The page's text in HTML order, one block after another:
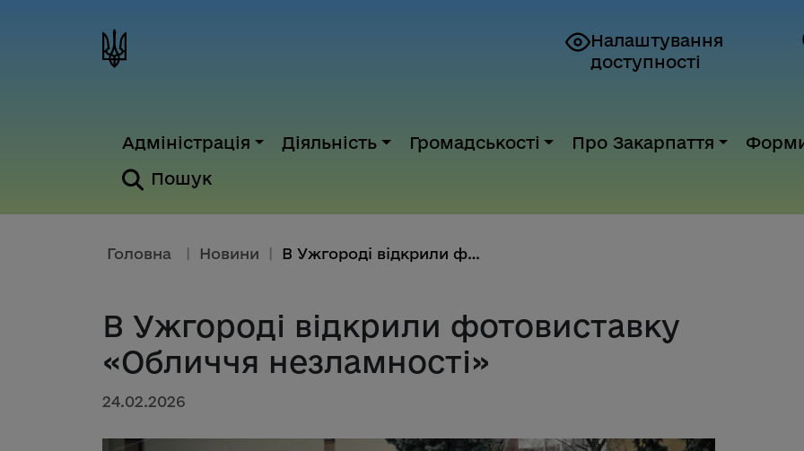
Налаштування
доступності
Адміністрація Діяльність Громадськості Про Закарпаття
Пошук
Головна Новини В Ужгороді відкрили фотовистав...
В Ужгороді відкрили фотовиставку
«Обличчя незламності»
24.02.2026